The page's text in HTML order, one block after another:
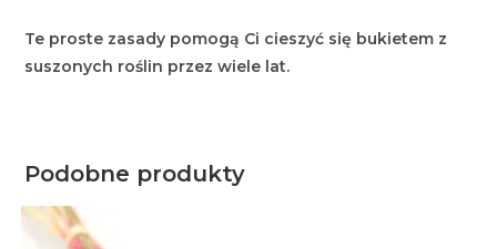
Te proste zasady pomogą Ci cieszyć się bukietem z
suszonych roślin przez wiele lat.
Podobne produkty